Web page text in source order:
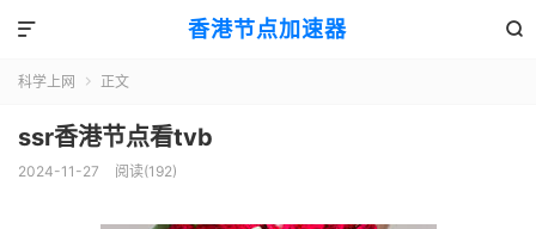
香港节点加速器 

科学上网  正文
ssr香港节点看tvb
2024-11-27 阅读(192)